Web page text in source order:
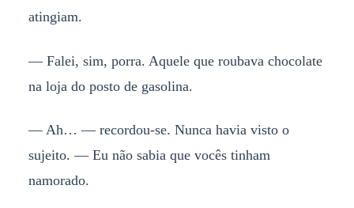
atingiam.
— Falei, sim, porra. Aquele que roubava chocolate
na loja do posto de gasolina.
— Ah… — recordou-se. Nunca havia visto o
sujeito. — Eu não sabia que vocês tinham
namorado.